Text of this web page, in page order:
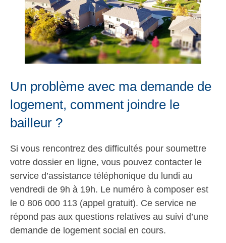
Un problème avec ma demande de
logement, comment joindre le
bailleur ?
Si vous rencontrez des difficultés pour soumettre
votre dossier en ligne, vous pouvez contacter le
service d’assistance téléphonique du lundi au
vendredi de 9h à 19h. Le numéro à composer est
le 0 806 000 113 (appel gratuit). Ce service ne
répond pas aux questions relatives au suivi d’une
demande de logement social en cours.